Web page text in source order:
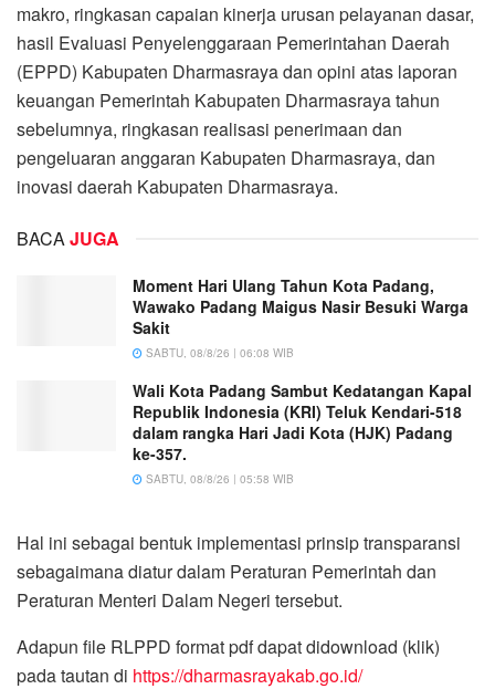
makro, ringkasan capaian kinerja urusan pelayanan dasar,
hasil Evaluasi Penyelenggaraan Pemerintahan Daerah
(EPPD) Kabupaten Dharmasraya dan opini atas laporan
keuangan Pemerintah Kabupaten Dharmasraya tahun
sebelumnya, ringkasan realisasi penerimaan dan
pengeluaran anggaran Kabupaten Dharmasraya, dan
inovasi daerah Kabupaten Dharmasraya.
BACAJUGA
Moment Hari Ulang Tahun Kota Padang,
Wawako Padang Maigus Nasir Besuki Warga
Sakit
SABTU, 08/8/26 | 06:08 WIB
Wali Kota Padang Sambut Kedatangan Kapal
Republik Indonesia (KRI) Teluk Kendari-518
dalam rangka Hari Jadi Kota (HJK) Padang
ke-357.
SABTU, 08/8/26 | 05:58 WIB
Hal ini sebagai bentuk implementasi prinsip transparansi
sebagaimana diatur dalam Peraturan Pemerintah dan
Peraturan Menteri Dalam Negeri tersebut.
Adapun file RLPPD format pdf dapat didownload (klik)
pada tautan di https://dharmasrayakab.go.id/